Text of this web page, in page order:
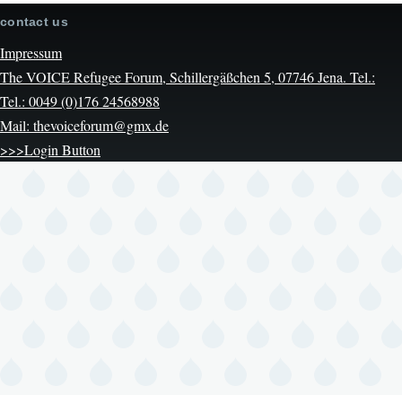
contact us
Impressum
The VOICE Refugee Forum, Schillergäßchen 5, 07746 Jena. Tel.:
Tel.: 0049 (0)176 24568988
Mail: thevoiceforum@gmx.de
>>>Login Button